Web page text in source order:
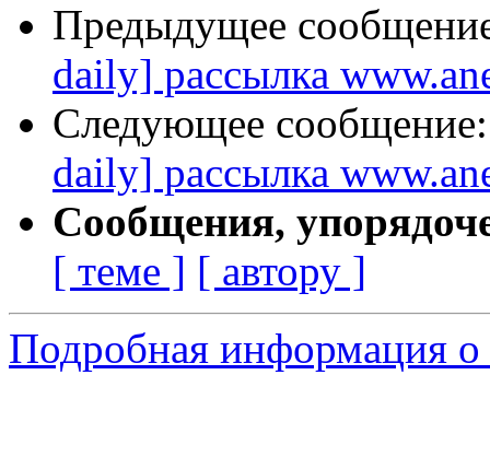
Предыдущее
daily] рассылка
Следующее
daily] рассылка
Сообщения,
[ теме ] [ автору ]
Подробная информация о